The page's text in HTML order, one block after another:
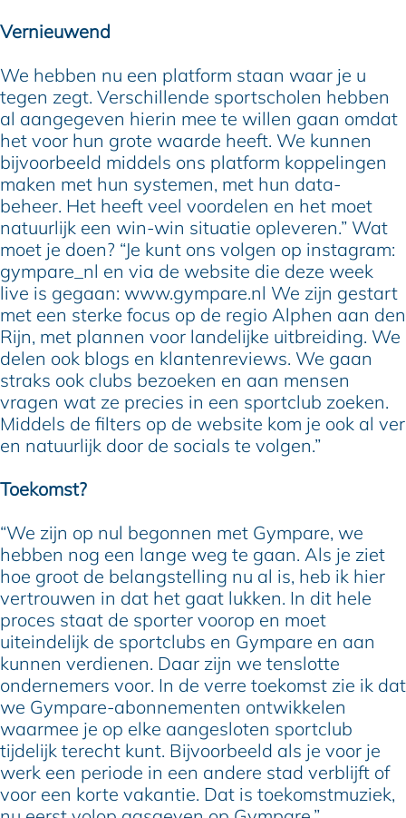
Vernieuwend
We hebben nu een platform staan waar je u
tegen zegt. Verschillende sportscholen hebben
al aangegeven hierin mee te willen gaan omdat
het voor hun grote waarde heeft. We kunnen
bijvoorbeeld middels ons platform koppelingen
maken met hun systemen, met hun data-
beheer. Het heeft veel voordelen en het moet
natuurlijk een win-win situatie opleveren.” Wat
moet je doen? “Je kunt ons volgen op instagram:
gympare_nl en via de website die deze week
live is gegaan: www.gympare.nl We zijn gestart
met een sterke focus op de regio Alphen aan den
Rijn, met plannen voor landelijke uitbreiding. We
delen ook blogs en klantenreviews. We gaan
straks ook clubs bezoeken en aan mensen
vragen wat ze precies in een sportclub zoeken.
Middels de filters op de website kom je ook al ver
en natuurlijk door de socials te volgen.”
Toekomst?
“We zijn op nul begonnen met Gympare, we
hebben nog een lange weg te gaan. Als je ziet
hoe groot de belangstelling nu al is, heb ik hier
vertrouwen in dat het gaat lukken. In dit hele
proces staat de sporter voorop en moet
uiteindelijk de sportclubs en Gympare en aan
kunnen verdienen. Daar zijn we tenslotte
ondernemers voor. In de verre toekomst zie ik dat
we Gympare-abonnementen ontwikkelen
waarmee je op elke aangesloten sportclub
tijdelijk terecht kunt. Bijvoorbeeld als je voor je
werk een periode in een andere stad verblijft of
voor een korte vakantie. Dat is toekomstmuziek,